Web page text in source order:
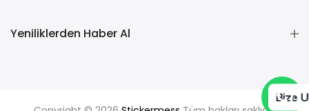
Yeniliklerden Haber Al
Bize